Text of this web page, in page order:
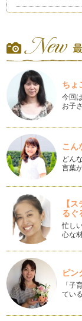
の基でもありま
「片づける」と
何をするにも気
ね。 心地よい暖
学校関係の書類
入園・入学を迎
た、進級おめで
入園前の準備
入園を控えてい
掛からなくては
パソコンとデー
皆さま新年を迎
されていること
大掃除前の準備
前回の記事「大
ょうか？ ポイ
大掃除前のお片
今年も残すとこ
ィーや忘年会と
ちょ
今回
お子
こん
どん
言葉
【
るぐ
忙し
心な
ピン
「
てい